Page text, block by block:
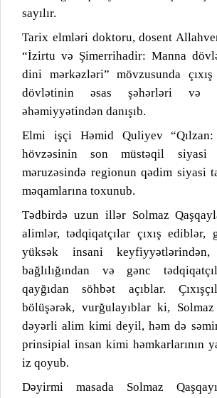
sayılır.
Tarix elmləri doktoru, dosent
“İzirtu və Şimerrihadir: Manna
dini mərkəzləri” mövzusunda
dövlətinin əsas şəhərləri və
əhəmiyyətindən danışıb.
Elmi işçi Həmid Quliyev
hövzəsinin son müstəqil siyasi
məruzəsində regionun qədim siyasi
məqamlarına toxunub.
Tədbirdə uzun illər Solmaz
alimlər, tədqiqatçılar çıxış ediblər,
yüksək insani
bağlılığından və gənc
qayğıdan söhbət açıblar.
bölüşərək, vurğulayıblar ki, Solmaz
dəyərli alim kimi deyil, həm də
prinsipial insan kimi həmkarlarının
iz qoyub.
Dəyirmi masada Solmaz